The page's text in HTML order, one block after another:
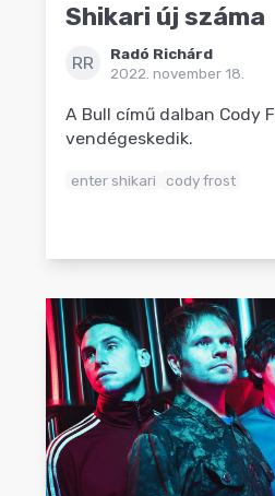
Shikari új száma
RR
Radó Richárd
2022. november 18.
A Bull című dalban Cody
vendégeskedik.
enter shikari cody frost